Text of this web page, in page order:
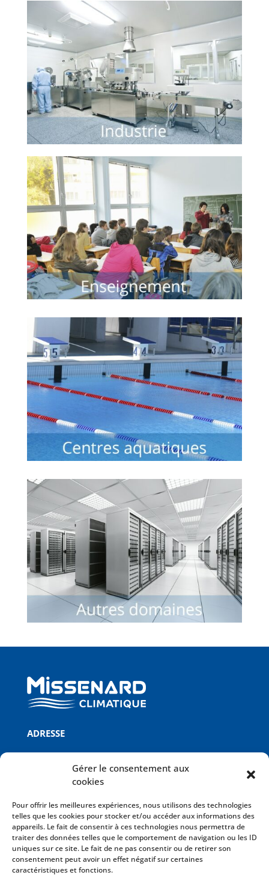
Gérer le consentement aux
cookies
Pour offrir les meilleures expériences, nous utilisons des technologies
telles que les cookies pour stocker et/ou accéder aux informations des
appareils. Le fait de consentir à ces technologies nous permettra de
traiter des données telles que le comportement de navigation ou les ID
uniques sur ce site. Le fait de ne pas consentir ou de retirer son
consentement peut avoir un effet négatif sur certaines
caractéristiques et fonctions.
ADRESSE
ZI Le Royeux
Rue Eugène Freyssinet
INFOS
Mentions légales
Politique de confidentialité